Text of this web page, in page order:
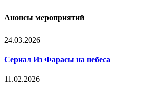
Анонсы мероприятий
24.03.2026
Сериал Из Фарасы на небеса
11.02.2026